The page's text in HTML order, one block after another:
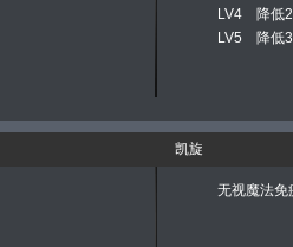
LV4 降低
LV5 降低3
凯旋
无视魔法免